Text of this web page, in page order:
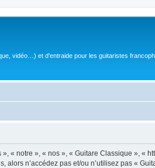
vidéo…) et d'entraide pour les guitaristes
« notre », « nos », « Guitare Classique », «
alors n’accédez pas et/ou n’utilisez pas «